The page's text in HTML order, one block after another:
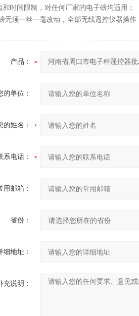
和时间限制，对任何厂家的电子磅均适用；
无须一丝一毫改动，全部无线遥控仪器操
产品：
的单位：
的姓名：
系电话：
用邮箱：
省份：
细地址：
充说明：